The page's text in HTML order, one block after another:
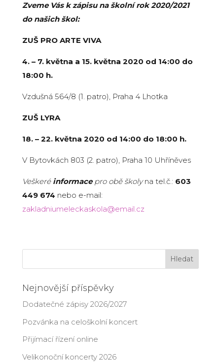
Zveme Vás k zápisu na školní rok 2020/2021
do našich škol:
ZUŠ PRO ARTE VIVA
4. – 7. května a 15. května 2020 od 14:00 do
18:00 h.
Vzdušná 564/8 (1. patro), Praha 4 Lhotka
ZUŠ LYRA
18. – 22. května 2020 od 14:00 do 18:00 h.
V Bytovkách 803 (2. patro), Praha 10 Uhříněves
Veškeré informacepro obě školyna tel.č.: 603
449 674 nebo e-mail:
zakladniumeleckaskola@email.cz
Nejnovější příspěvky
Dodatečné zápisy 2026/2027
Pozvánka na celoškolní koncert
Přijímací řízení online
Velikonoční koncerty 2026